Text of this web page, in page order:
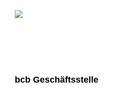
bcb Geschäftsstelle